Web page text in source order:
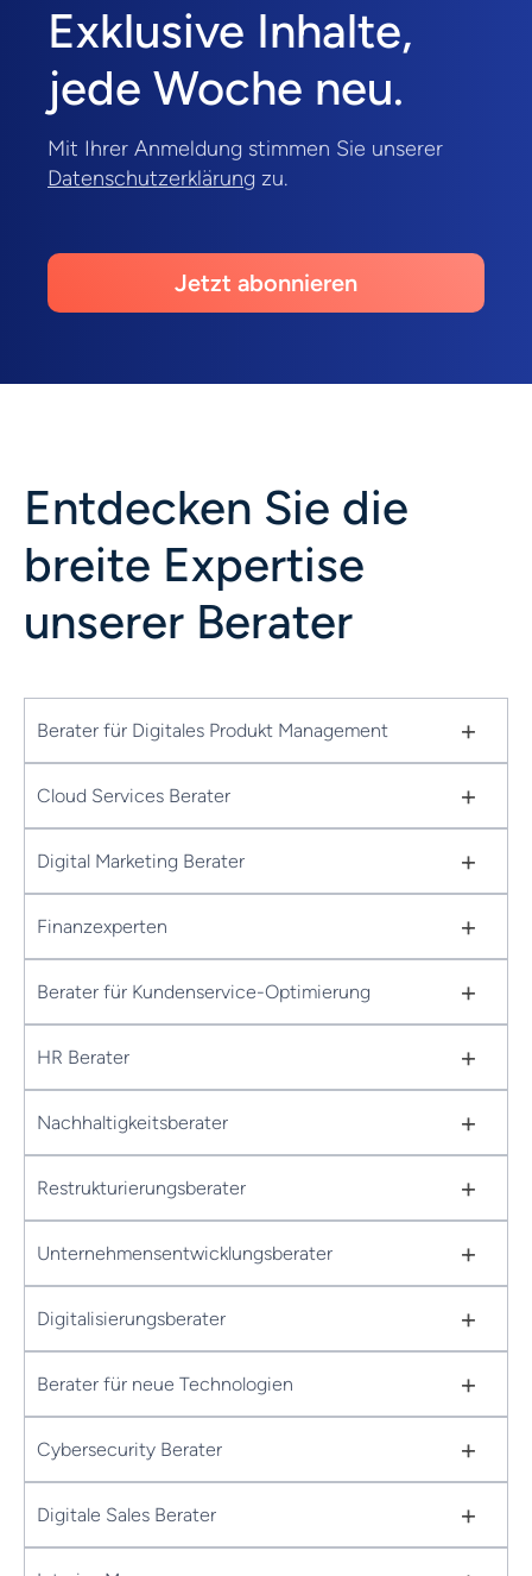
Exklusive Inhalte,
jede Woche neu.
Mit Ihrer Anmeldung stimmen Sie unserer
Datenschutzerklärung zu.
Jetzt abonnieren
Entdecken Sie die
breite Expertise
unserer Berater
Berater für Digitales Produkt Management +
Cloud Services Berater +
Digital Marketing Berater +
Finanzexperten +
Berater für Kundenservice-Optimierung +
HR Berater +
Nachhaltigkeitsberater +
Restrukturierungsberater +
Unternehmensentwicklungsberater +
Digitalisierungsberater +
Berater für neue Technologien +
Cybersecurity Berater +
Digitale Sales Berater +